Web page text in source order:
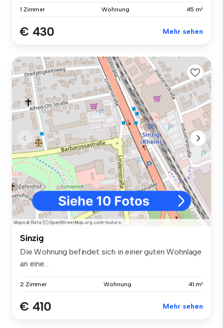
1 Zimmer Wohnung 45 m²
€ 430 Mehr sehen
Sinzig
Die Wohnung befindet sich in einer guten Wohnlage
an eine...
2 Zimmer Wohnung 41 m²
€ 410 Mehr sehen